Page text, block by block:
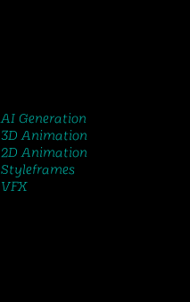
AI Generation
3D Animation
2D Animation
Styleframes
VFX